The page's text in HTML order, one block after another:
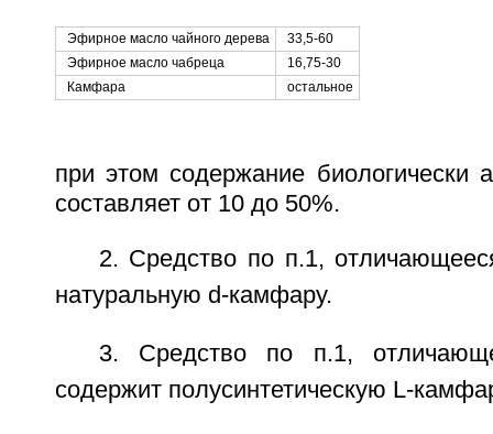
Эфирное масло чайного дерева
33,5-60
Эфирное масло чабреца
16,75-30
Камфара
остальное
при этом содержание биологически
составляет от 10 до 50%.
2. Средство по п.1,
натуральную d-камфару.
3. Средство по п.1,
содержит полусинтетическую L-